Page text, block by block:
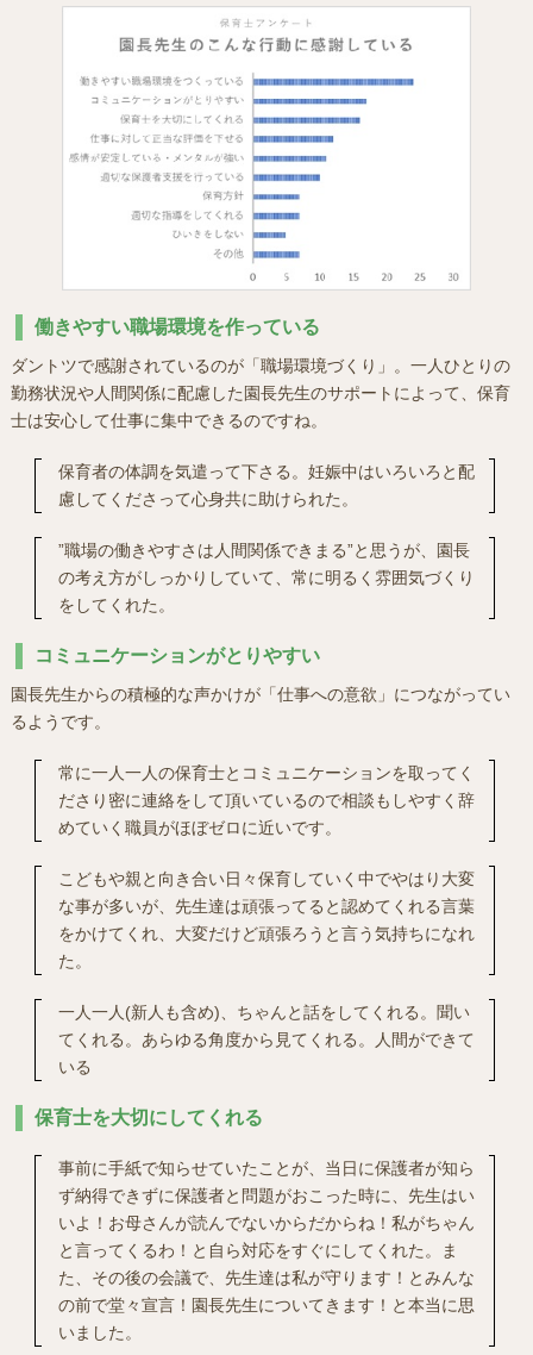
働きやすい職場環境を作っている
ダントツで感謝されているのが「職場環境づくり」。一人ひとりの
勤務状況や人間関係に配慮した園長先生のサポートによって、保育
士は安心して仕事に集中できるのですね。
保育者の体調を気遣って下さる。妊娠中はいろいろと配
慮してくださって心身共に助けられた。
”職場の働きやすさは人間関係できまる”と思うが、園長
の考え方がしっかりしていて、常に明るく雰囲気づくり
をしてくれた。
コミュニケーションがとりやすい
園長先生からの積極的な声かけが「仕事への意欲」につながってい
るようです。
常に一人一人の保育士とコミュニケーションを取ってく
ださり密に連絡をして頂いているので相談もしやすく辞
めていく職員がほぼゼロに近いです。
こどもや親と向き合い日々保育していく中でやはり大変
な事が多いが、先生達は頑張ってると認めてくれる言葉
をかけてくれ、大変だけど頑張ろうと言う気持ちになれ
た。
一人一人(新人も含め)、ちゃんと話をしてくれる。聞い
てくれる。あらゆる角度から見てくれる。人間ができて
いる
保育士を大切にしてくれる
事前に手紙で知らせていたことが、当日に保護者が知ら
ず納得できずに保護者と問題がおこった時に、先生はい
いよ！お母さんが読んでないからだからね！私がちゃん
と言ってくるわ！と自ら対応をすぐにしてくれた。ま
た、その後の会議で、先生達は私が守ります！とみんな
の前で堂々宣言！園長先生についてきます！と本当に思
いました。